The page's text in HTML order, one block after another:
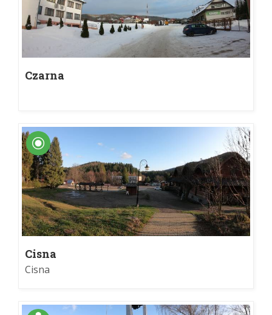
Czarna
Cisna
Cisna